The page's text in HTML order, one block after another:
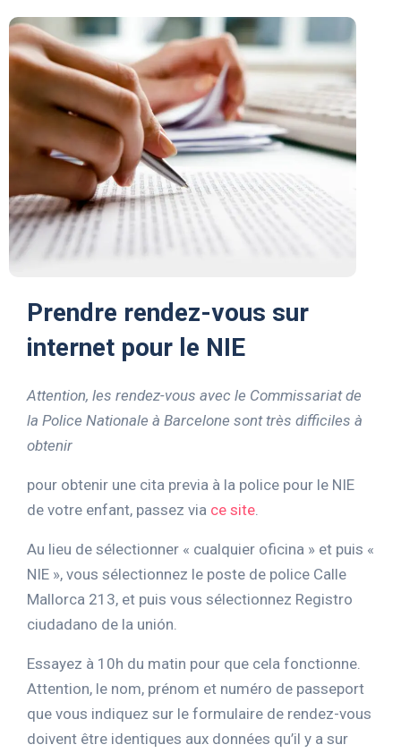
Prendre rendez-vous sur
internet pour le NIE
Attention, les rendez-vous avec le Commissariat de
la Police Nationale à Barcelone sont très difficiles à
obtenir
pour obtenir une cita previa à la police pour le NIE
de votre enfant, passez via ce site
Au lieu de sélectionner « cualquier oficina » et puis «
NIE », vous sélectionnez le poste de police Calle
Mallorca 213, et puis vous sélectionnez Registro
ciudadano de la unión.
Essayez à 10h du matin pour que cela fonctionne.
Attention, le nom, prénom et numéro de passeport
que vous indiquez sur le formulaire de rendez-vous
doivent être identiques aux données qu’il y a sur